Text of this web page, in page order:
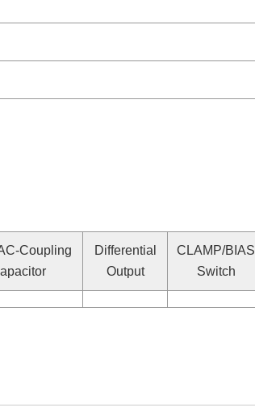
Coupling
Differential
Output
CLAMP/BIAS
Switch